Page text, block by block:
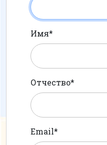
Имя*
Отчество*
Email*